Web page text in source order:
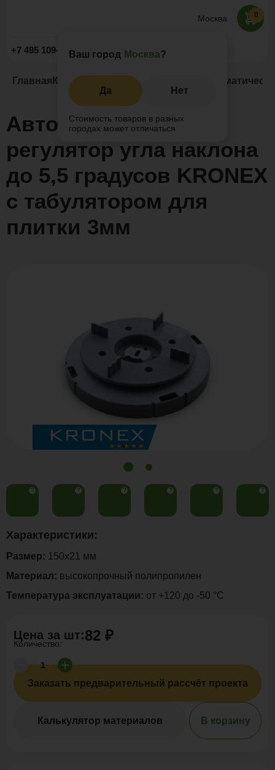
Москва
Ваш город Москва?
Да Нет
Стоимость товаров в разных
городах может отличаться
+7 495 109-52-09 Заказать звонок
0
Главная Каталог Регулируемые опоры
Автоматический
регулятор угла наклона
до 5,5 градусов KRONEX
с табулятором для
плитки 3мм
? ? ? ? ? ?
Цена за шт:82 ₽
Количество:
Заказать предварительный рассчёт проекта
Калькулятор материалов В корзину
Характеристики:
Размер: 150х21 мм
Материал: высокопрочный полипропилен
Температура эксплуатации: от +120 до -50 °С